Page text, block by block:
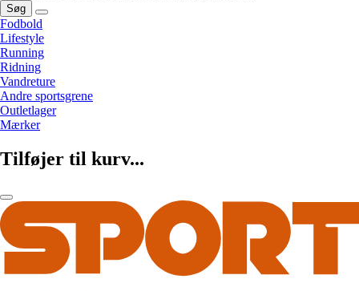
Søg
Fodbold
Lifestyle
Running
Ridning
Vandreture
Andre sportsgrene
Outletlager
Mærker
Tilføjer til kurv...